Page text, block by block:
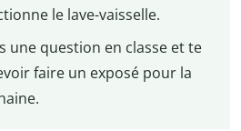
le lave-vaisselle.
une question en classe et te
faire un exposé pour la